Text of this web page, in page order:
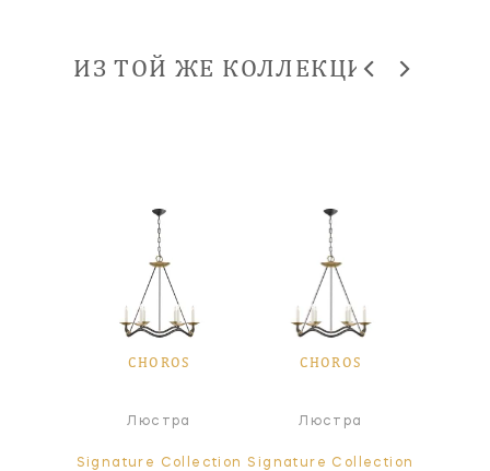
ИЗ ТОЙ ЖЕ КОЛЛЕКЦИИ
CHOROS
Люстра
Signature Collection
CHOROS
Люстра
Signature Collection